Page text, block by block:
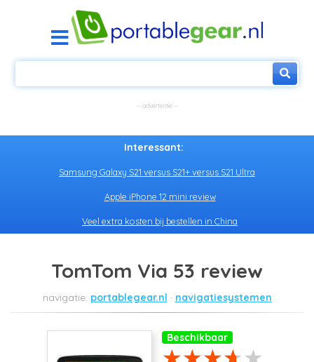
Interessant:
Samsung Galaxy S21 versus S21+ versus S21 Ultra
Apple iPhone 12 mini review
Veel extra kosten bij bestellen in China
TomTom Via 53 review
portablegear.nl navigatiesystemen
Beschikbaar